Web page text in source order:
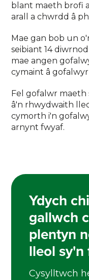
blant maeth brofi
arall a chwrdd â
Mae gan bob un
seibiant 14
mae angen
cymaint â
Fel gofalwr maeth
â'n rhwydwaith
cymorth i'n
arnynt fwyaf.
Ydych
gallwch
plentyn
lleol sy'n
Cysylltwch